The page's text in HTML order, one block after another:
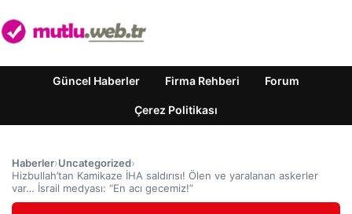
Güncel Haberler Firma Rehberi Forum
Çerez Politikası
Haberler›Uncategorized›
Hizbullah’tan Kamikaze İHA saldırısı! Ölen ve yaralanan askerler
var… İsrail medyası: “En acı gecemiz!”